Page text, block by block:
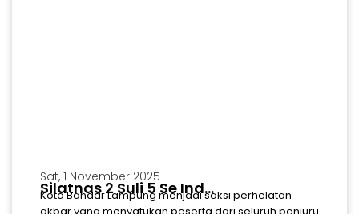
Sat, 1 November 2025
Silatnas 2 Suli 5 Se Ind...
Kota Bandar Lampung menjadi saksi perhelatan